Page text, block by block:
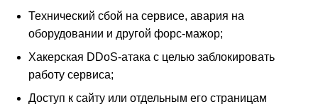
Технический сбой на сервисе, авария на
оборудовании и другой форс-мажор;
Хакерская DDoS-атака с целью заблокировать
работу сервиса;
Доступ к сайту или отдельным его страницам